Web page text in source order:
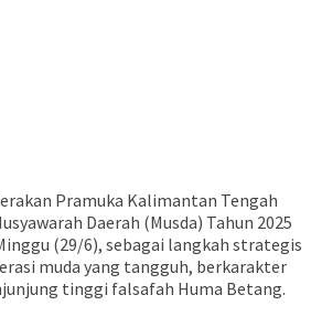
Pramuka Kalimantan Tengah
Daerah (Musda) Tahun 2025
(29/6), sebagai langkah strategis
muda yang tangguh, berkarakter
tinggi falsafah Huma Betang.